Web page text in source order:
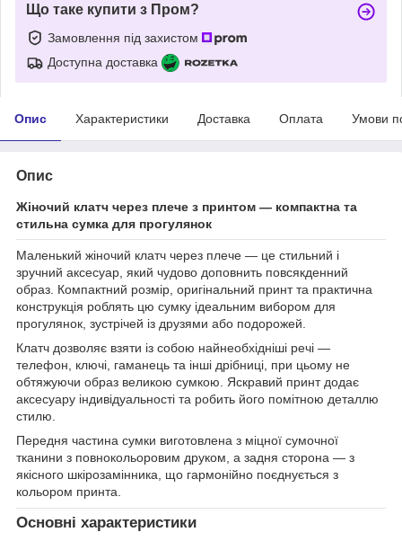
Що таке купити з Пром?
Замовлення під захистом
Доступна доставка
Опис Характеристики Доставка Оплата Умови
Опис
Жіночий клатч через плече з принтом — компактна та
стильна сумка для прогулянок
Маленький жіночий клатч через плече — це стильний і
зручний аксесуар, який чудово доповнить повсякденний
образ. Компактний розмір, оригінальний принт та практична
конструкція роблять цю сумку ідеальним вибором для
прогулянок, зустрічей із друзями або подорожей.
Клатч дозволяє взяти із собою найнеобхідніші речі —
телефон, ключі, гаманець та інші дрібниці, при цьому не
обтяжуючи образ великою сумкою. Яскравий принт додає
аксесуару індивідуальності та робить його помітною деталлю
стилю.
Передня частина сумки виготовлена з міцної сумочної
тканини з повнокольоровим друком, а задня сторона — з
якісного шкірозамінника, що гармонійно поєднується з
кольором принта.
Основні характеристики